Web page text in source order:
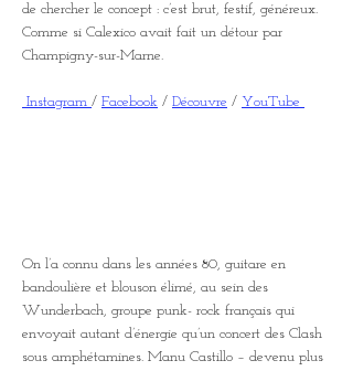
de chercher le concept : c’est brut, festif, généreux.
Comme si Calexico avait fait un détour par
Champigny-sur-Marne.
Instagram / Facebook / Découvre / YouTube
On l’a connu dans les années 80, guitare en
bandoulière et blouson élimé, au sein des
Wunderbach, groupe punk- rock français qui
envoyait autant d’énergie qu’un concert des Clash
sous amphétamines. Manu Castillo – devenu plus